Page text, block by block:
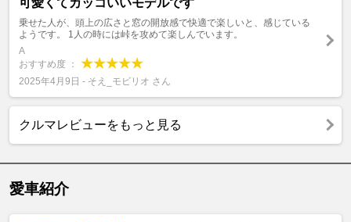
乗せた人が、頭上の広さと窓の開放感で快適で楽しいと、感じている
ようです。 1人の時には峠を攻めて楽しんでいます。
A
おすすめ度 ：
2025年4月9日 - そえ_モビリオ さん
クルマレビューをもっと見る
愛車紹介